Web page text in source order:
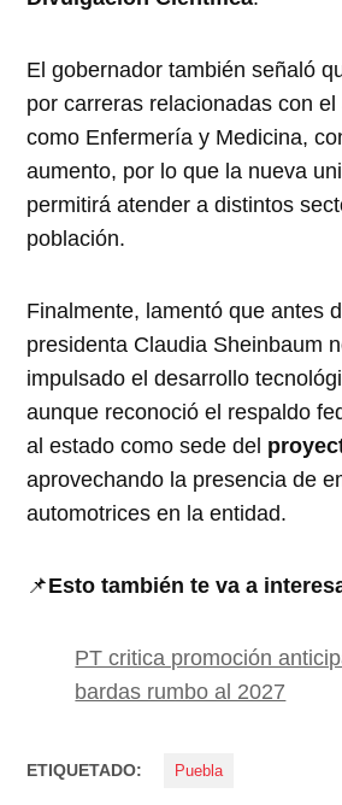
El gobernador también señaló
por carreras relacionadas con
como Enfermería y Medicina,
aumento, por lo que la nueva
permitirá atender a distintos
población.
Finalmente, lamentó que antes
presidenta Claudia Sheinbaum
impulsado el desarrollo
aunque reconoció el respaldo
al estado como sede del
aprovechando la presencia de
automotrices en la entidad.
📌Esto también te va a
PT critica promoción
bardas rumbo al 2027
ETIQUETADO: Puebla